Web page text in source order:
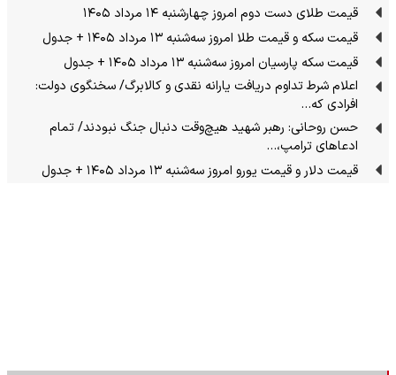
قیمت طلای دست دوم امروز چهارشنبه ۱۴ مرداد ۱۴۰۵
قیمت سکه و قیمت طلا امروز سه‌شنبه ۱۳ مرداد ۱۴۰۵ + جدول
قیمت سکه پارسیان امروز سه‌شنبه ۱۳ مرداد ۱۴۰۵ + جدول
اعلام شرط تداوم دریافت یارانه نقدی و کالابرگ/ سخنگوی دولت:
افرادی که…
حسن روحانی: رهبر شهید هیچ‌وقت دنبال جنگ نبودند/ تمام
ادعاهای ترامپ،…
قیمت دلار و قیمت یورو امروز سه‌شنبه ۱۳ مرداد ۱۴۰۵ + جدول